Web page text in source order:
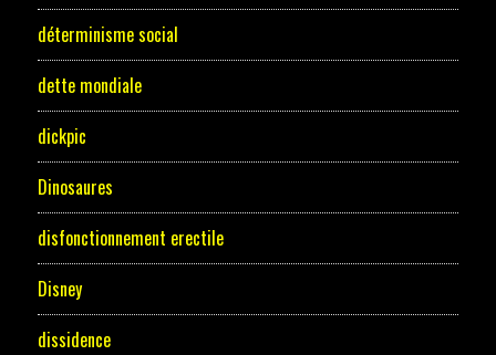
déterminisme social
dette mondiale
dickpic
Dinosaures
disfonctionnement erectile
Disney
dissidence